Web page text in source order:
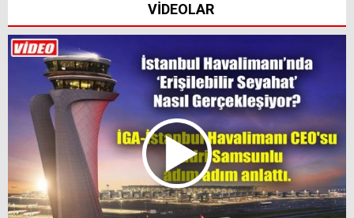
VİDEOLAR